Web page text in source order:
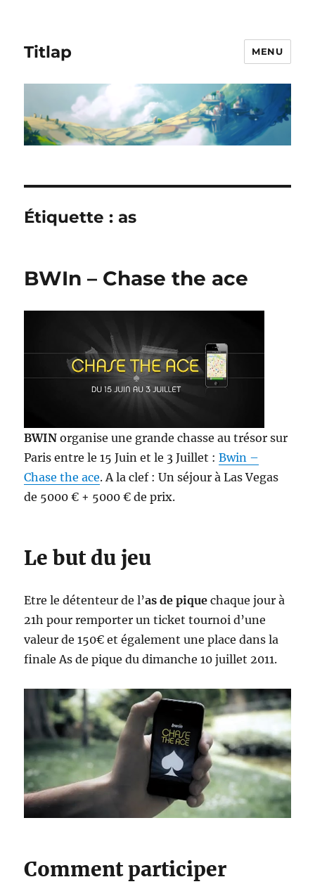
Titlap MENU
Étiquette :as
BWIn – Chase the ace
BWINorganise une grande chasse au trésor sur
Paris entre le 15 Juin et le 3 Juillet :Bwin –
Chase the ace. A la clef : Un séjour à Las Vegas
de 5000 € + 5000 € de prix.
Le but du jeu
Etre le détenteur de l’as de pique chaque jour à
21h pour remporter un ticket tournoi d’une
valeur de 150€ et également une place dans la
finale As de pique du dimanche 10 juillet 2011.
Comment participer